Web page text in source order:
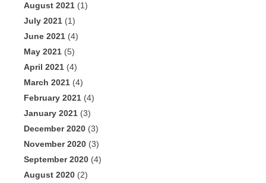
August 2021 (1)
July 2021 (1)
June 2021 (4)
May 2021 (5)
April 2021 (4)
March 2021 (4)
February 2021 (4)
January 2021 (3)
December 2020 (3)
November 2020 (3)
September 2020 (4)
August 2020 (2)